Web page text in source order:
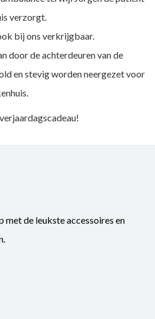
verzorgt.
bij ons verkrijgbaar.
door de achterdeuren van de
en stevig worden neergezet voor
met de leukste accessoires en